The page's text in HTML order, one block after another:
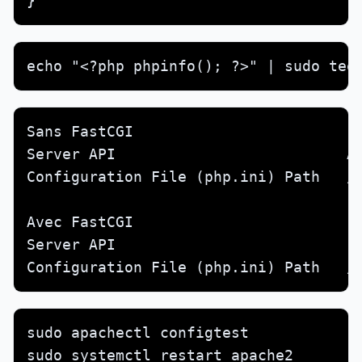
echo "<?php phpinfo(); ?>" | sudo
Sans FastCGI
Server API
Configuration File (php.ini) Path   /
Avec FastCGI
Server API
Configuration File (php.ini) Path   /
sudo apachectl configtest
sudo systemctl restart apache2